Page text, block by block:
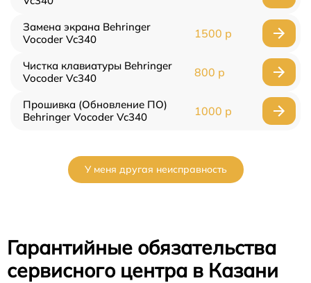
Замена экрана Behringer
Vocoder Vc340
1500 р
Чистка клавиатуры Behringer
Vocoder Vc340
800 р
Прошивка (Обновление ПО)
Behringer Vocoder Vc340
1000 р
У меня другая неисправность
Гарантийные обязательства
сервисного центра в Казани